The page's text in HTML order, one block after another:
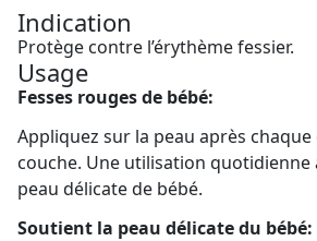
Indication
Protège contre l’érythème fessier.
Usage
Fesses rouges de bébé:
Appliquez sur la peau après
couche. Une utilisation quotidienne
peau délicate de bébé.
Soutient la peau délicate du bébé: